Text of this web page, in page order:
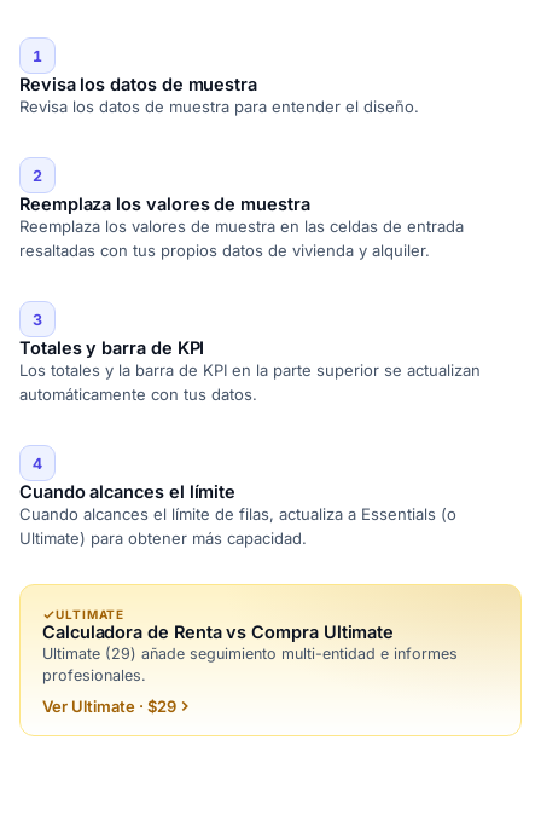
1
Revisa los datos de muestra
Revisa los datos de muestra para entender el diseño.
2
Reemplaza los valores de muestra
Reemplaza los valores de muestra en las celdas de entrada
resaltadas con tus propios datos de vivienda y alquiler.
3
Totales y barra de KPI
Los totales y la barra de KPI en la parte superior se actualizan
automáticamente con tus datos.
4
Cuando alcances el límite
Cuando alcances el límite de filas, actualiza a Essentials (o
Ultimate) para obtener más capacidad.
ULTIMATE
Calculadora de Renta vs Compra Ultimate
Ultimate (29) añade seguimiento multi-entidad e informes
profesionales.
Ver Ultimate · $29